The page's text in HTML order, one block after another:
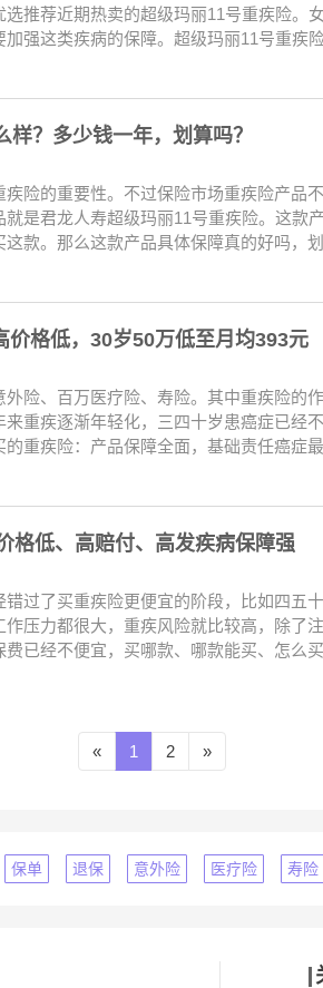
推荐近期热卖的超级玛丽11号重疾险。
强这类疾病的保障。超级玛丽11号重疾
？多少钱一年，划算吗？
险的重要性。不过保险市场重疾险产品
是君龙人寿超级玛丽11号重疾险。这款
款。那么这款产品具体保障真的好吗，
格低，30岁50万低至月均393元
险、百万医疗险、寿险。其中重疾险的
重疾逐渐年轻化，三四十岁患癌症已经
重疾险：产品保障全面，基础责任癌症
格低、高赔付、高发疾病保障强
过了买重疾险更便宜的阶段，比如四五
压力都很大，重疾风险就比较高，除了
已经不便宜，买哪款、哪款能买、怎么
« 1 2 »
保单 退保 意外险 医疗险 寿险